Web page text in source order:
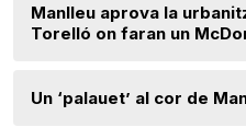
Manlleu aprova la
Torelló on faran un
Un ‘palauet’ al cor de